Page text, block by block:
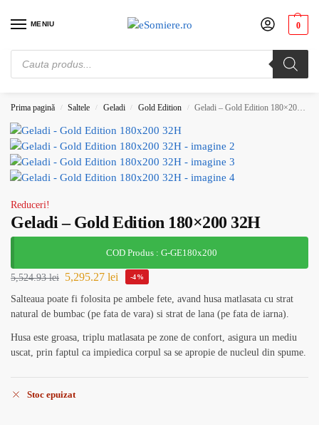
MENIU 0
Cauți somiere de pat? Vezi preturile de producator. Alege-ți somiera potrivită.
Comandă acum!
Prima pagină / Saltele / Geladi / Gold Edition / Geladi – Gold Edition 180×200 32H
Reduceri!
Geladi – Gold Edition 180×200 32H
COD Produs : G-GE180x200
5,524.93lei 5,295.27 lei -4%
Salteaua poate fi folosita pe ambele fete, avand husa matlasata cu strat
natural de bumbac (pe fata de vara) si strat de lana (pe fata de iarna).
Husa este groasa, triplu matlasata pe zone de confort, asigura un mediu
uscat, prin faptul ca impiedica corpul sa se apropie de nucleul din spume.
Stoc epuizat